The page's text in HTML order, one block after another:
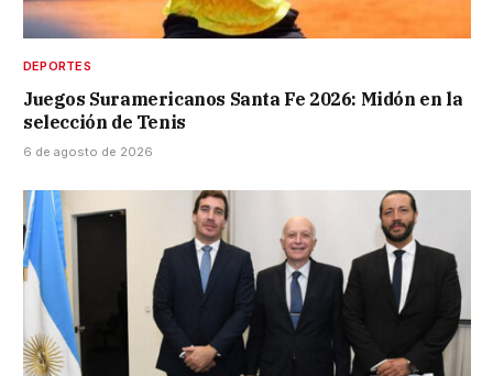
DEPORTES
Juegos Suramericanos Santa Fe 2026: Midón en la
selección de Tenis
6 de agosto de 2026